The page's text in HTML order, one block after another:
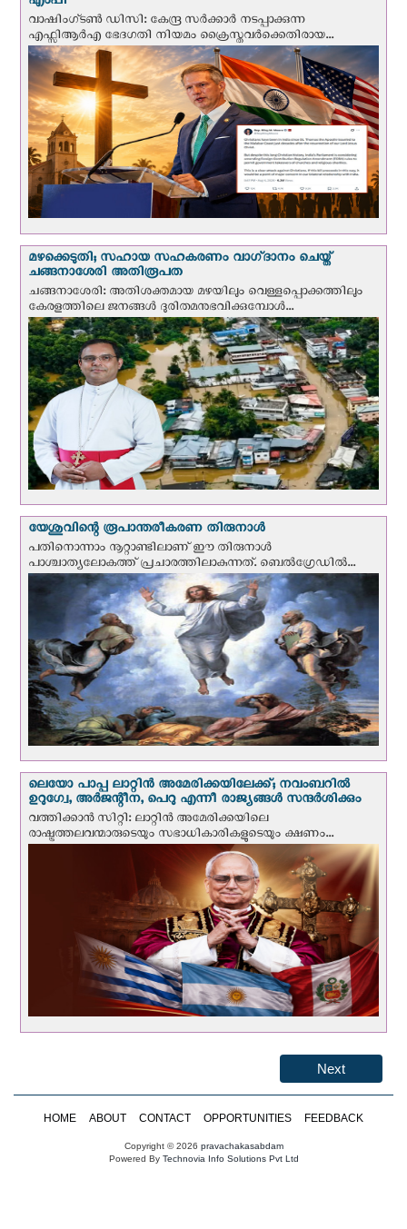
വാഷിംഗ്ടണ്‍ ഡി‌സി: കേന്ദ്ര സർക്കാർ നടപ്പാക്കുന്ന
എഫ്സിആർഎ ഭേദഗതി നിയമം ക്രൈസ്തവർക്കെതിരായ...
മഴക്കെടുതി; സഹായ സഹകരണം വാഗ്‌ദാനം ചെയ്ത്
ചങ്ങനാശേരി അതിരൂപത
ചങ്ങനാശേരി: അതിശക്തമായ മഴയിലും വെള്ളപ്പൊക്കത്തിലും
കേരളത്തിലെ ജനങ്ങൾ ദുരിതമനുഭവിക്കുമ്പോൾ...
യേശുവിന്റെ രൂപാന്തരീകരണ തിരുനാള്‍
പതിനൊന്നാം നൂറ്റാണ്ടിലാണ് ഈ തിരുനാള്‍
പാശ്ചാത്യലോകത്ത് പ്രചാരത്തിലാകുന്നത്. ബെല്‍ഗ്രേഡില്‍...
ലെയോ പാപ്പ ലാറ്റിൻ അമേരിക്കയിലേക്ക്; നവംബറില്‍
ഉറുഗ്വേ, അർജന്റീന, പെറു എന്നീ രാജ്യങ്ങള്‍ സന്ദര്‍ശിക്കും
വത്തിക്കാന്‍ സിറ്റി: ലാറ്റിന്‍ അമേരിക്കയിലെ
രാഷ്ട്രത്തലവന്മാരുടെയും സഭാധികാരികളുടെയും ക്ഷണം...
Next
HOME ABOUT CONTACT OPPORTUNITIES FEEDBACK
Copyright © 2026 pravachakasabdam
Powered ByTechnovia Info Solutions Pvt Ltd